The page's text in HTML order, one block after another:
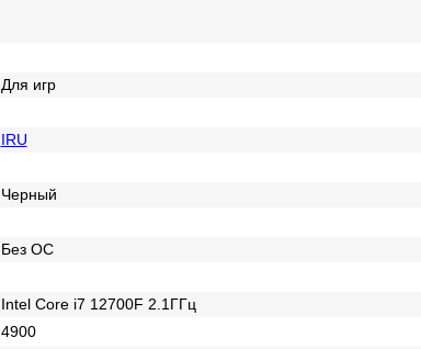
Для игр
IRU
Черный
Без ОС
Intel Core i7 12700F 2.1ГГц
4900